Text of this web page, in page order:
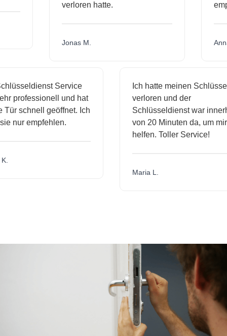
verloren hatte.
Jonas M.
Service
professionell und hat
schnell geöffnet. Ich
nur empfehlen.
Ich hatte meinen Schlüssel
verloren und der
Schlüsseldienst war
von 20 Minuten da, um mir
helfen. Toller Service!
Maria L.